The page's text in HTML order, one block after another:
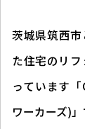
茨城県筑西
た住宅のリ
っています「
ワーカーズ)」